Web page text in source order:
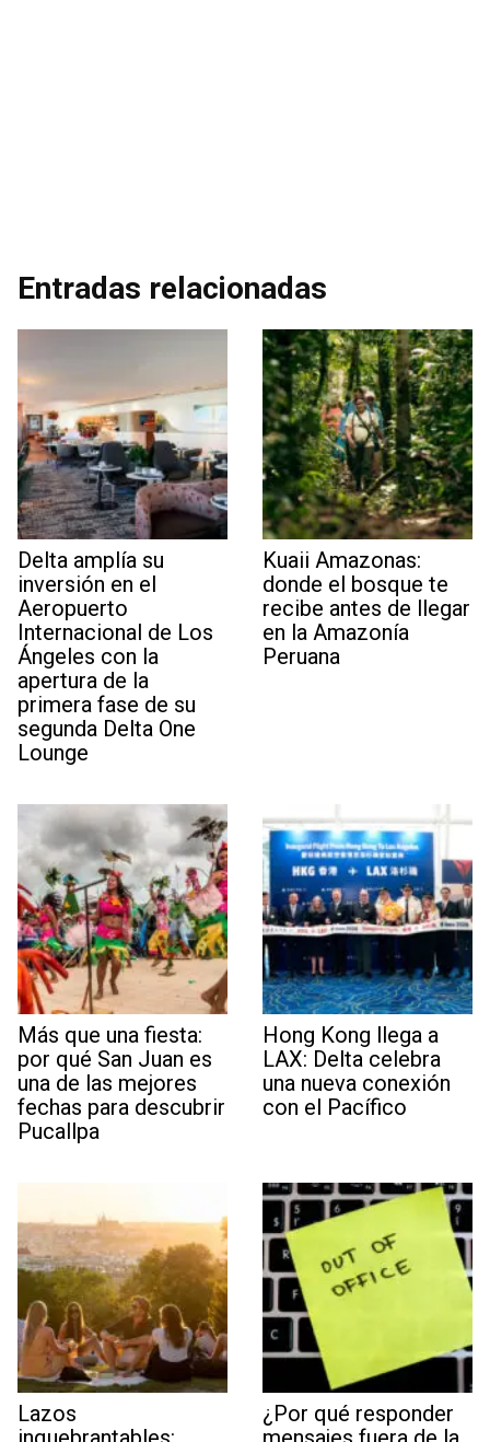
Entradas relacionadas
Delta amplía su
inversión en el
Aeropuerto
Internacional de Los
Ángeles con la
apertura de la
primera fase de su
segunda Delta One
Lounge
Kuaii Amazonas:
donde el bosque te
recibe antes de llegar
en la Amazonía
Peruana
Más que una fiesta:
por qué San Juan es
una de las mejores
fechas para descubrir
Pucallpa
Hong Kong llega a
LAX: Delta celebra
una nueva conexión
con el Pacífico
Lazos
¿Por qué responder